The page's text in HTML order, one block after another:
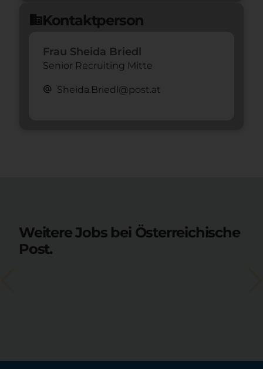
domainKontaktperson
Frau Sheida Briedl
Senior Recruiting Mitte
alternate_email Sheida.Briedl@post.at
Weitere Jobs bei Österreichische
Post.